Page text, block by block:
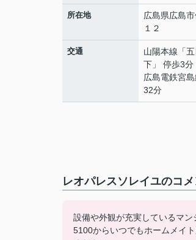
所在地 広島県広島
１２
交通 山陽本線 「
下」 停歩3分
広島電鉄宮島
32分
レオパレスソレイユのコ
設備や外観が充実しているマ
5100からいつでもホームメイ